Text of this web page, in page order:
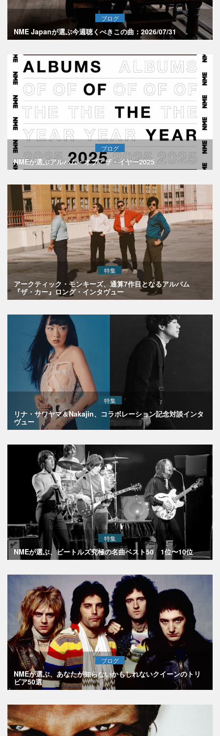
ブログ
NME Japanが選ぶ今週聴くべきこの曲：2026/07/31
ブログ
NMEが選ぶアルバム・オブ・ザ・イヤー2025
特集
アークティック・モンキーズ、通算7作目となるアルバム
『ザ・カー』ロング・インタヴュー
特集
リナ・サワヤマ＆Nakajin、コラボレーション記念対談インタ
ヴュー
特集
NMEが選ぶ、ビートルズ究極の名曲ベスト50 1位〜10位
ブログ
NMEが選ぶ、あなたが知らないかもしれないクイーンのトリ
ビア50選